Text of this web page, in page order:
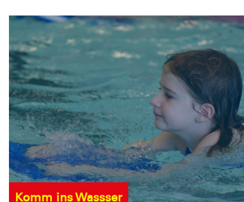
Komm ins Wassser
Schwimmkurse